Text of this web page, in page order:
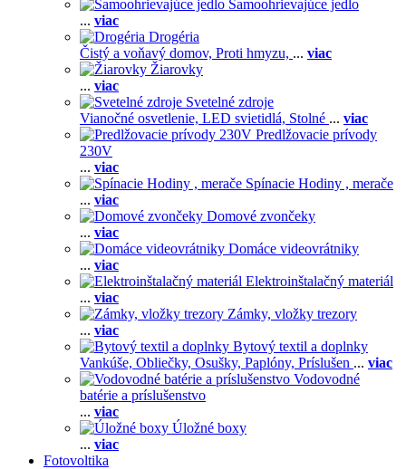
Samoohrievajúce jedlo
... viac
Drogéria
Čistý a voňavý domov, Proti hmyzu, ... viac
Žiarovky
... viac
Svetelné zdroje
Vianočné osvetlenie, LED svietidlá, Stolné ... viac
Predlžovacie prívody
230V
... viac
Spínacie Hodiny , merače
... viac
Domové zvončeky
... viac
Domáce videovrátniky
... viac
Elektroinštalačný materiál
... viac
Zámky, vložky trezory
... viac
Bytový textil a doplnky
Vankúše, Obliečky, Osušky, Paplóny, Príslušen ... viac
Vodovodné
batérie a príslušenstvo
... viac
Úložné boxy
... viac
Fotovoltika